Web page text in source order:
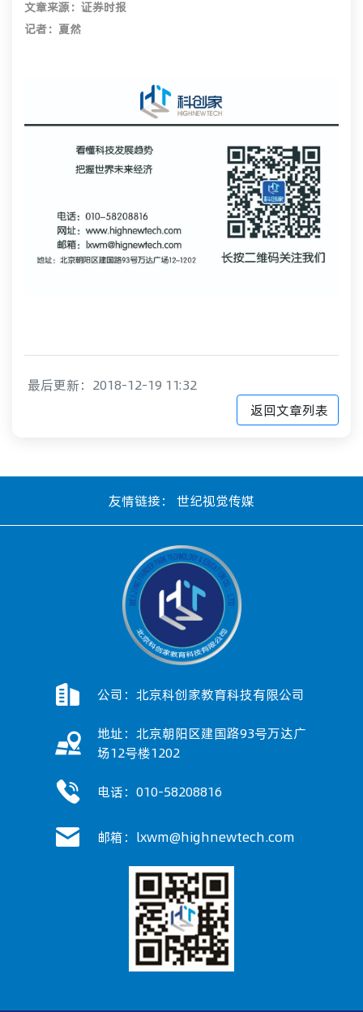
文章来源：证券时报
记者：夏然
最后更新：2018-12-19 11:32
返回文章列表
友情链接： 世纪视觉传媒
公司：北京科创家教育科技有限公司
地址：北京朝阳区建国路93号万达广
场12号楼1202
电话：010-58208816
邮箱：lxwm@highnewtech.com